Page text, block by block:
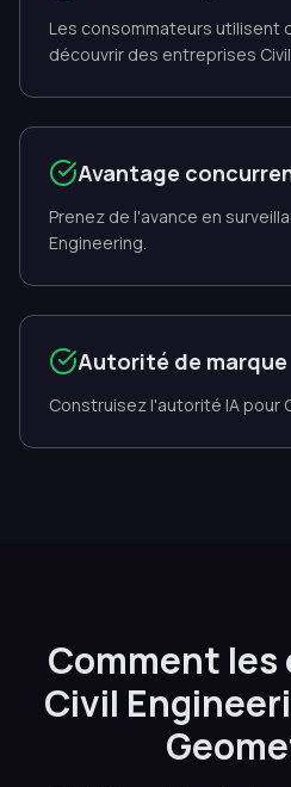
Les consommateurs utilisent
découvrir des entreprises
Avantage
Prenez de l'avance en
Engineering.
Autorité de marque
Construisez l'autorité IA pour
Comment
Civil